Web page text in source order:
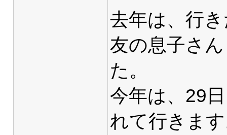
去年は、行
友の息子さ
た。
今年は、29
れて行きま